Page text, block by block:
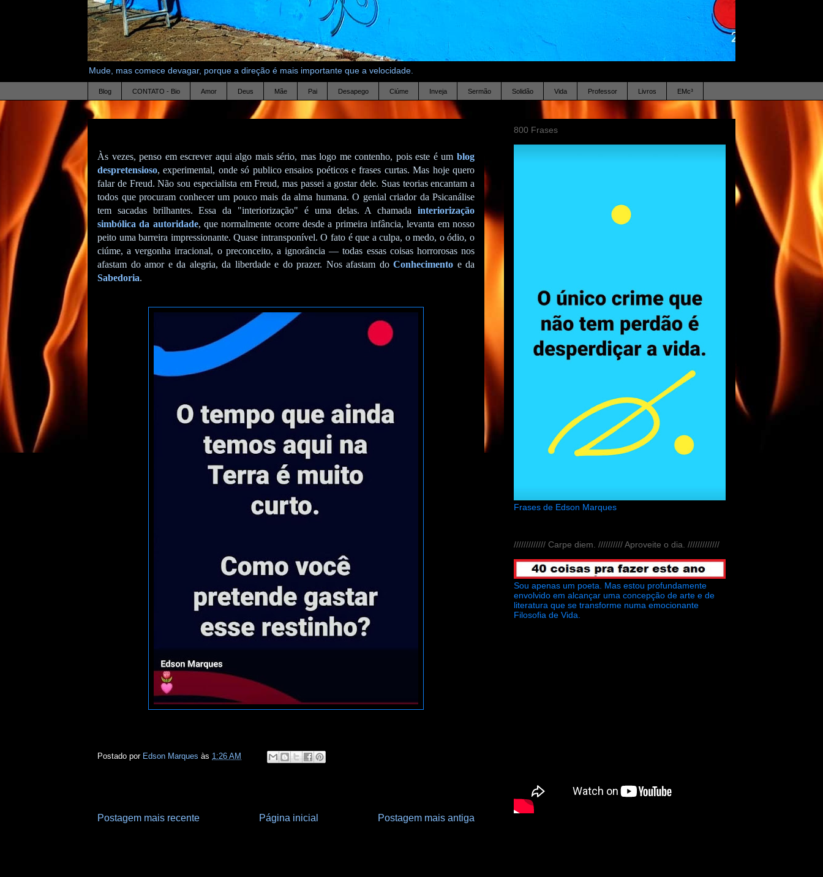
Mude, mas comece devagar, porque a direção é mais importante que a velocidade.
Blog CONTATO - Bio Amor Deus Mãe Pai Desapego Ciúme Inveja Sermão Solidão Vida Professor Livros EMc³
Às vezes, penso em escrever aqui algo mais sério, mas logo me contenho, pois este é um blog
despretensioso, experimental, onde só publico ensaios poéticos e frases curtas. Mas hoje quero
falar de Freud. Não sou especialista em Freud, mas passei a gostar dele. Suas teorias encantam a
todos que procuram conhecer um pouco mais da alma humana. O genial criador da Psicanálise
tem sacadas brilhantes. Essa da "interiorização" é uma delas. A chamada interiorização
simbólica da autoridade, que normalmente ocorre desde a primeira infância, levanta em nosso
peito uma barreira impressionante. Quase intransponível. O fato é que a culpa, o medo, o ódio, o
ciúme, a vergonha irracional, o preconceito, a ignorância — todas essas coisas horrorosas nos
afastam do amor e da alegria, da liberdade e do prazer. Nos afastam do Conhecimento e da
Sabedoria.
Postado por Edson Marques às 1:26 AM
Postagem mais recente Postagem mais antiga
Página inicial
800 Frases
Frases de Edson Marques
///////////// Carpe diem. ////////// Aproveite o dia. /////////////
Sou apenas um poeta. Mas estou profundamente
envolvido em alcançar uma concepção de arte e de
literatura que se transforme numa emocionante
Filosofia de Vida.